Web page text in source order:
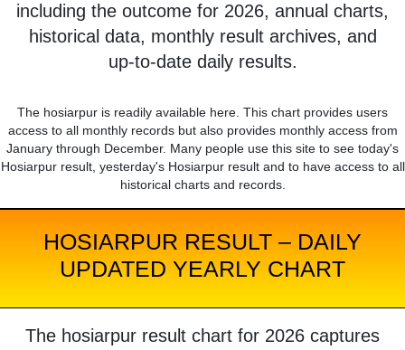
including the outcome for 2026, annual charts,
historical data, monthly result archives, and
up-to-date daily results.
The hosiarpur is readily available here. This chart provides users
access to all monthly records but also provides monthly access from
January through December. Many people use this site to see today's
Hosiarpur result, yesterday's Hosiarpur result and to have access to all
historical charts and records.
HOSIARPUR RESULT – DAILY
UPDATED YEARLY CHART
The hosiarpur result chart for 2026 captures